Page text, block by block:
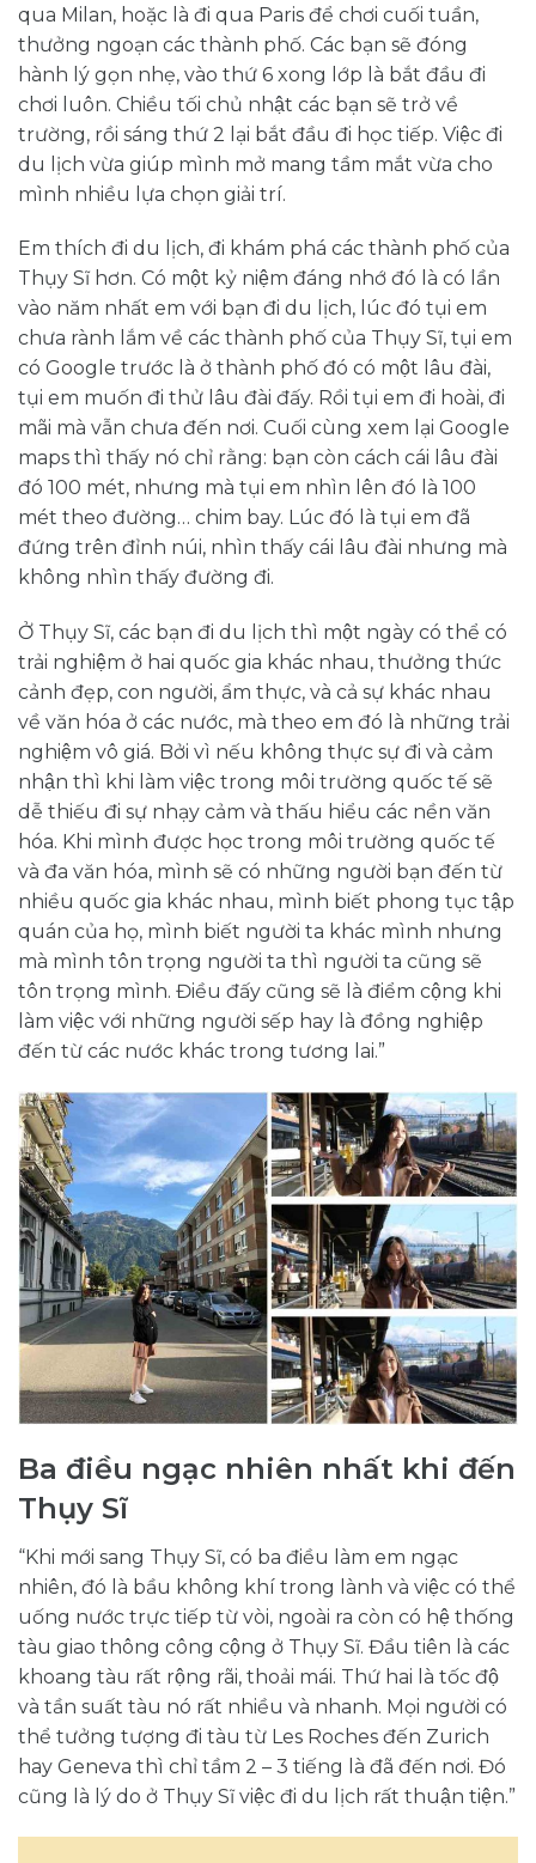
qua Milan, hoặc là đi qua Paris để chơi cuối tuần,
thưởng ngoạn các thành phố. Các bạn sẽ đóng
hành lý gọn nhẹ, vào thứ 6 xong lớp là bắt đầu đi
chơi luôn. Chiều tối chủ nhật các bạn sẽ trở về
trường, rồi sáng thứ 2 lại bắt đầu đi học tiếp. Việc đi
du lịch vừa giúp mình mở mang tầm mắt vừa cho
mình nhiều lựa chọn giải trí.
Em thích đi du lịch, đi khám phá các thành phố của
Thụy Sĩ hơn. Có một kỷ niệm đáng nhớ đó là có lần
vào năm nhất em với bạn đi du lịch, lúc đó tụi em
chưa rành lắm về các thành phố của Thụy Sĩ, tụi em
có Google trước là ở thành phố đó có một lâu đài,
tụi em muốn đi thử lâu đài đấy. Rồi tụi em đi hoài, đi
mãi mà vẫn chưa đến nơi. Cuối cùng xem lại Google
maps thì thấy nó chỉ rằng: bạn còn cách cái lâu đài
đó 100 mét, nhưng mà tụi em nhìn lên đó là 100
mét theo đường… chim bay. Lúc đó là tụi em đã
đứng trên đỉnh núi, nhìn thấy cái lâu đài nhưng mà
không nhìn thấy đường đi.
Ở Thụy Sĩ, các bạn đi du lịch thì một ngày có thể có
trải nghiệm ở hai quốc gia khác nhau, thưởng thức
cảnh đẹp, con người, ẩm thực, và cả sự khác nhau
về văn hóa ở các nước, mà theo em đó là những trải
nghiệm vô giá. Bởi vì nếu không thực sự đi và cảm
nhận thì khi làm việc trong môi trường quốc tế sẽ
dễ thiếu đi sự nhạy cảm và thấu hiểu các nền văn
hóa. Khi mình được học trong môi trường quốc tế
và đa văn hóa, mình sẽ có những người bạn đến từ
nhiều quốc gia khác nhau, mình biết phong tục tập
quán của họ, mình biết người ta khác mình nhưng
mà mình tôn trọng người ta thì người ta cũng sẽ
tôn trọng mình. Điều đấy cũng sẽ là điểm cộng khi
làm việc với những người sếp hay là đồng nghiệp
đến từ các nước khác trong tương lai.”
Ba điều ngạc nhiên nhất khi đến
Thụy Sĩ
“Khi mới sang Thụy Sĩ, có ba điều làm em ngạc
nhiên, đó là bầu không khí trong lành và việc có thể
uống nước trực tiếp từ vòi, ngoài ra còn có hệ thống
tàu giao thông công cộng ở Thụy Sĩ. Đầu tiên là các
khoang tàu rất rộng rãi, thoải mái. Thứ hai là tốc độ
và tần suất tàu nó rất nhiều và nhanh. Mọi người có
thể tưởng tượng đi tàu từ Les Roches đến Zurich
hay Geneva thì chỉ tầm 2 – 3 tiếng là đã đến nơi. Đó
cũng là lý do ở Thụy Sĩ việc đi du lịch rất thuận tiện.”